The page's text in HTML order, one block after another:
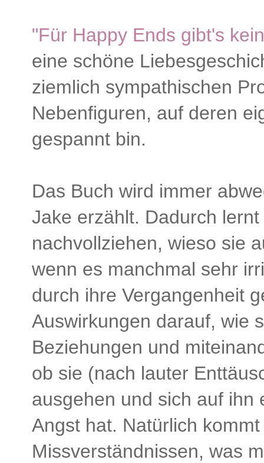
"Für Happy Ends gibt's
eine schöne
ziemlich sympathischen
Nebenfiguren, auf deren
gespannt bin.
Das Buch wird immer
Jake erzählt. Dadurch
nachvollziehen, wieso sie
wenn es manchmal sehr
durch ihre Vergangenheit
Auswirkungen darauf, wie
Beziehungen und
ob sie (nach lauter
ausgehen und sich auf ihn
Angst hat. Natürlich
Missverständnissen, was